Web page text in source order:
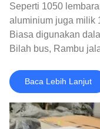
Seperti 1050
aluminium juga milik
Biasa digunakan
Bilah bus, Rambu
billboard，dan
Baca Lebih Lanjut